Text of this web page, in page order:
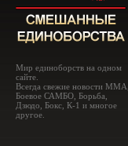
Мир единоборств на одном
сайте.
Всегда свежие новости MMA,
Боевое САМБО, Борьба,
Дзюдо, Бокс, К-1 и многое
другое.